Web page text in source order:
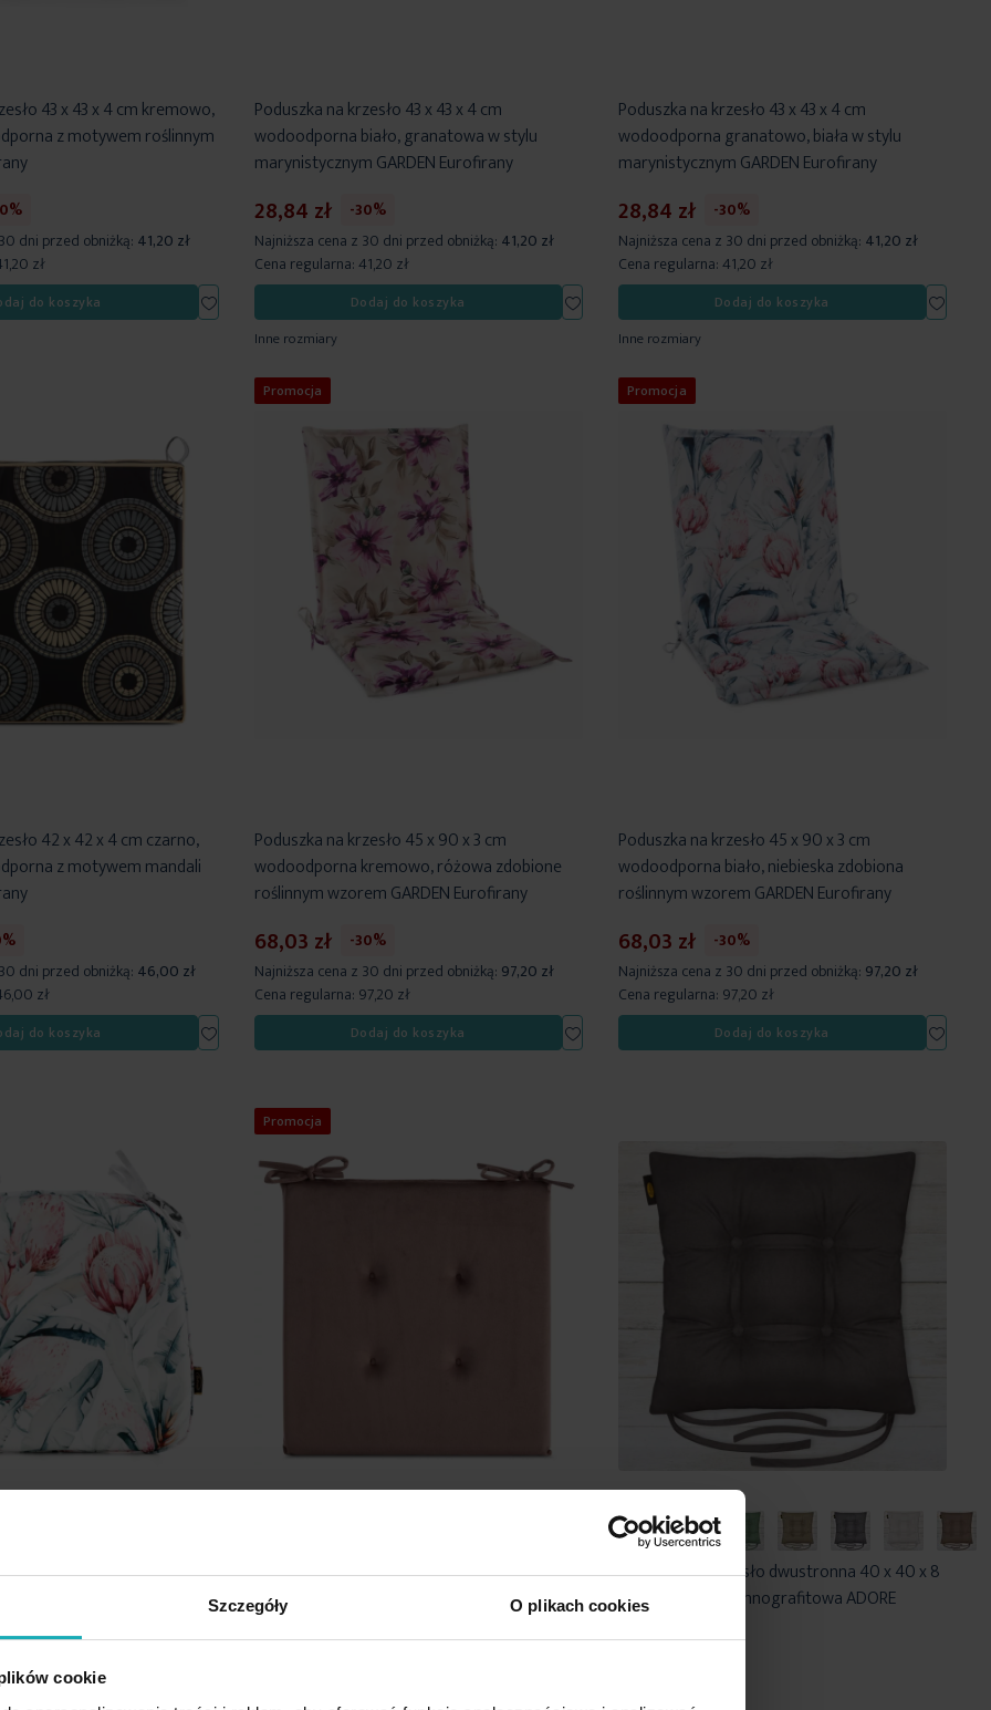
Szczegóły O plikach cookies
cookie
43 x 43 x 4 cm kremowo,
z motywem roślinnym
dni przed obniżką: 41,20 zł
zł
do koszyka
Dodaj
do
Poduszka na krzesło 43 x 43 x 4 cm
wodoodporna biało, granatowa w stylu
marynistycznym GARDEN Eurofirany
28,84 zł
-30%
Najniższa cena z 30 dni przed obniżką: 41,20 zł
Cena regularna:41,20 zł
Dodaj do koszyka
Dodaj
do
Inne rozmiary
Poduszka na krzesło 43 x 43 x 4 cm
wodoodporna granatowo, biała w stylu
marynistycznym GARDEN Eurofirany
28,84 zł
-30%
Najniższa cena z 30 dni przed obniżką: 41,20 zł
Cena regularna:41,20 zł
Dodaj do koszyka
Dodaj
do
Inne rozmiary
42 x 42 x 4 cm czarno,
z motywem mandali
dni przed obniżką: 46,00 zł
zł
do koszyka
Dodaj
do
Promocja
Poduszka na krzesło 45 x 90 x 3 cm
wodoodporna kremowo, różowa zdobione
roślinnym wzorem GARDEN Eurofirany
68,03 zł
-30%
Najniższa cena z 30 dni przed obniżką: 97,20 zł
Cena regularna: 97,20 zł
Dodaj do koszyka
Dodaj
do
Promocja
Poduszka na krzesło 45 x 90 x 3 cm
wodoodporna biało, niebieska zdobiona
roślinnym wzorem GARDEN Eurofirany
68,03 zł
-30%
Najniższa cena z 30 dni przed obniżką: 97,20 zł
Cena regularna: 97,20 zł
Dodaj do koszyka
Dodaj
do
38 x 40 x 4 cm
niebieska zdobione
GARDEN Eurofirany
Promocja
Poduszka na krzesło 40 x 40 x 3 cm
welwetowa ciemnoróżowa z ozdobnym
pikowaniem i praktycznymi troczkami GAJA
27,85 zł
Poduszka na krzesło dwustronna 40 x 40 x 8
cm welurowa ciemnografitowa ADORE